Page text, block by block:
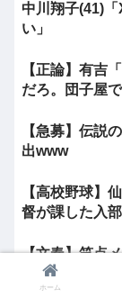
中川翔子(41)
い」
【正論】有吉
だろ。団子屋
【急募】伝説
出www
【高校野球】
督が課した入
【文春】笑点
ホーム